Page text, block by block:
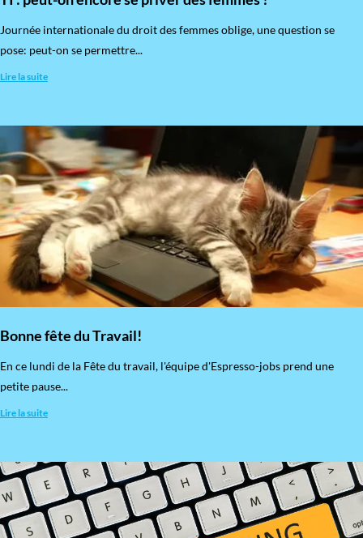
​Journée internationale du droit des femmes oblige, une question se
pose: peut-on se permettre...
Lire la suite
Bonne fête du Travail!
En ce lundi de la Fête du travail, l'équipe d'Espresso-jobs prend une
petite pause...
Lire la suite